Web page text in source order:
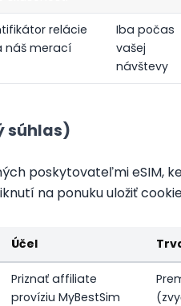
relácie
náš merací
Iba počas
vašej
návštevy
súhlas)
poskytovateľmi eSIM,
na ponuku uložiť
Účel
Priznať affiliate
províziu MyBestSim